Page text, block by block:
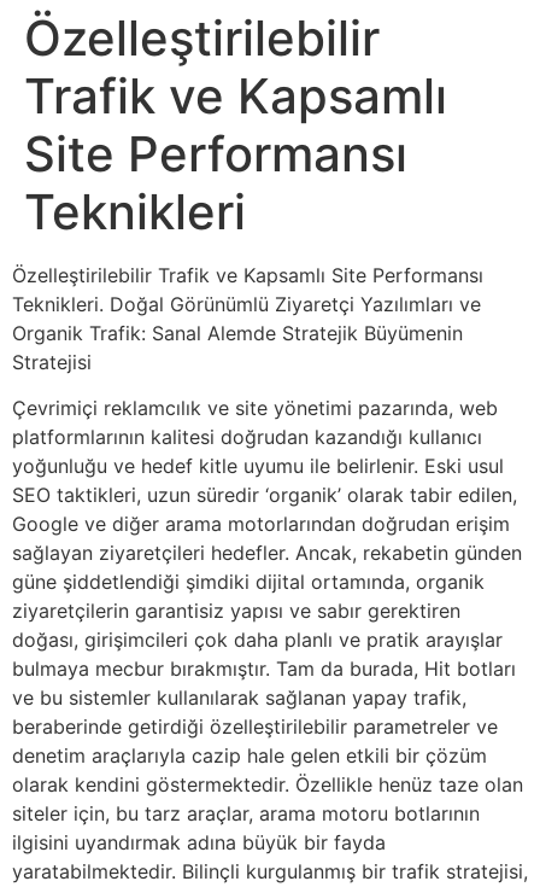
Özelleştirilebilir
Trafik ve Kapsamlı
Site Performansı
Teknikleri
Özelleştirilebilir Trafik ve Kapsamlı Site Performansı
Teknikleri. Doğal Görünümlü Ziyaretçi Yazılımları ve
Organik Trafik: Sanal Alemde Stratejik Büyümenin
Stratejisi
Çevrimiçi reklamcılık ve site yönetimi pazarında, web
platformlarının kalitesi doğrudan kazandığı kullanıcı
yoğunluğu ve hedef kitle uyumu ile belirlenir. Eski usul
SEO taktikleri, uzun süredir ‘organik’ olarak tabir edilen,
Google ve diğer arama motorlarından doğrudan erişim
sağlayan ziyaretçileri hedefler. Ancak, rekabetin günden
güne şiddetlendiği şimdiki dijital ortamında, organik
ziyaretçilerin garantisiz yapısı ve sabır gerektiren
doğası, girişimcileri çok daha planlı ve pratik arayışlar
bulmaya mecbur bırakmıştır. Tam da burada, Hit botları
ve bu sistemler kullanılarak sağlanan yapay trafik,
beraberinde getirdiği özelleştirilebilir parametreler ve
denetim araçlarıyla cazip hale gelen etkili bir çözüm
olarak kendini göstermektedir. Özellikle henüz taze olan
siteler için, bu tarz araçlar, arama motoru botlarının
ilgisini uyandırmak adına büyük bir fayda
yaratabilmektedir. Bilinçli kurgulanmış bir trafik stratejisi,